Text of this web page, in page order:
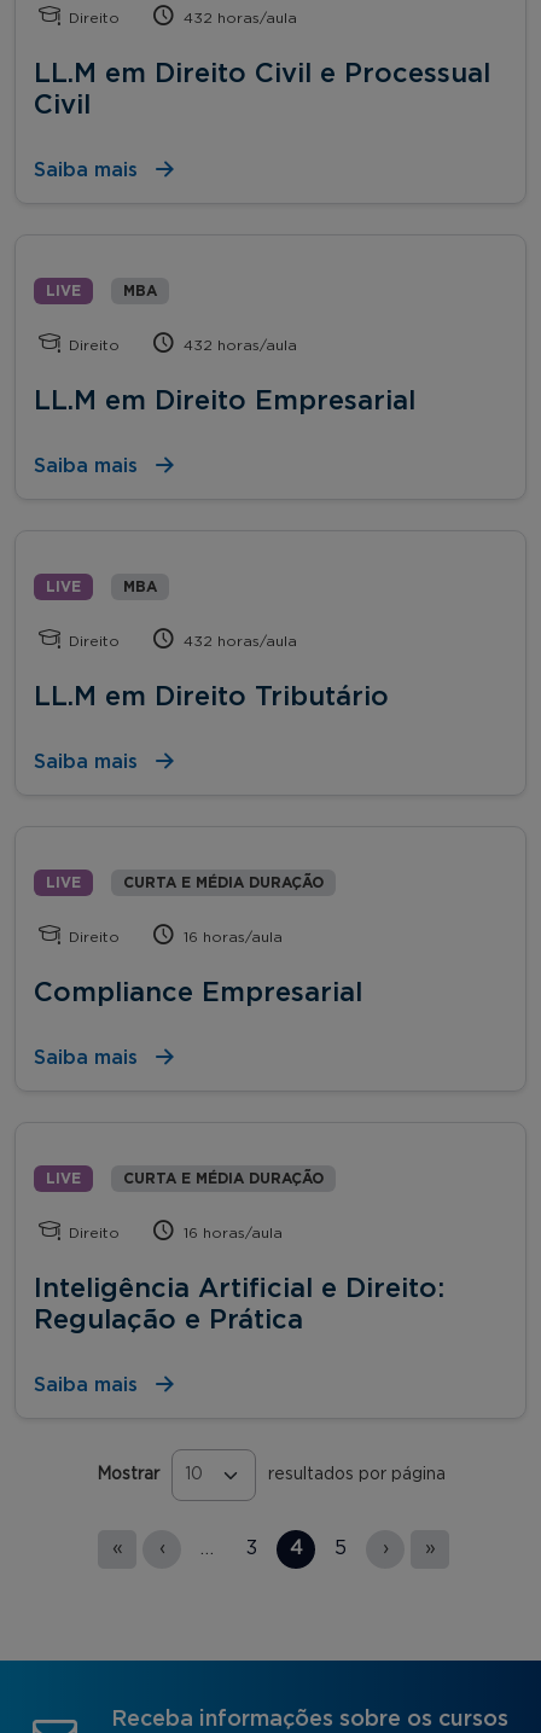
Direito 432 horas/aula
LL.M em Direito Civil e Processual
Civil
Saiba mais
LIVE MBA
Direito 432 horas/aula
LL.M em Direito Empresarial
Saiba mais
LIVE MBA
Direito 432 horas/aula
LL.M em Direito Tributário
Saiba mais
LIVE CURTA E MÉDIA DURAÇÃO
Direito 16 horas/aula
Compliance Empresarial
Saiba mais
LIVE CURTA E MÉDIA DURAÇÃO
Direito 16 horas/aula
Inteligência Artificial e Direito:
Regulação e Prática
Saiba mais
Mostrar resultados por página
« ‹ 3 4 5 › »
Receba informações sobre os cursos